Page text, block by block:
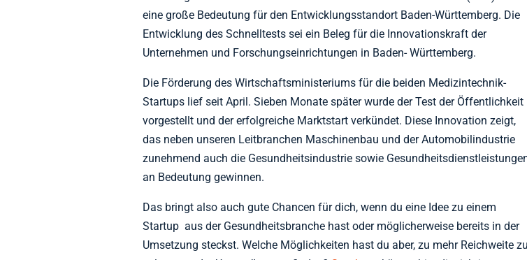
eine große Bedeutung für den Entwicklungsstandort Baden-Württemberg. Die
Entwicklung des Schnelltests sei ein Beleg für die Innovationskraft der
Unternehmen und Forschungseinrichtungen in Baden- Württemberg.
Die Förderung des Wirtschaftsministeriums für die beiden Medizintechnik-
Startups lief seit April. Sieben Monate später wurde der Test der Öffentlichkeit
vorgestellt und der erfolgreiche Marktstart verkündet. Diese Innovation zeigt,
das neben unseren Leitbranchen Maschinenbau und der Automobilindustrie
zunehmend auch die Gesundheitsindustrie sowie
an Bedeutung gewinnen.
Das bringt also auch gute Chancen für dich, wenn du eine Idee zu einem
Startup aus der Gesundheitsbranche hast oder möglicherweise bereits in der
Umsetzung steckst. Welche Möglichkeiten hast du aber, zu mehr Reichweite zu